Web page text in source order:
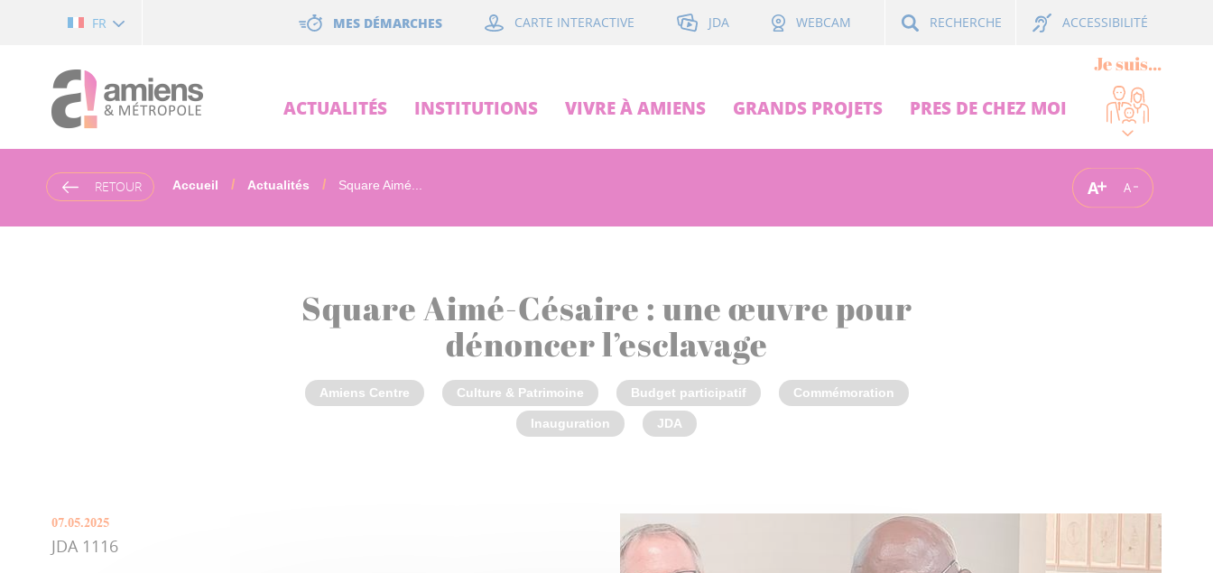
FR MES DÉMARCHES CARTE INTERACTIVE JDA WEBCAM RECHERCHE ACCESSIBILITÉ
ACTUALITÉS INSTITUTIONS VIVRE À AMIENS GRANDS PROJETS PRES DE CHEZ MOI
Je suis...
RETOUR Accueil Actualités Square Aimé... A A
Square Aimé-Césaire : une œuvre pour
dénoncer l’esclavage
Amiens Centre Culture & Patrimoine Budget participatif Commémoration
Inauguration JDA
07.05.2025
JDA 1116